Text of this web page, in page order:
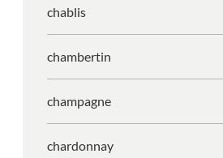
chablis
chambertin
champagne
chardonnay